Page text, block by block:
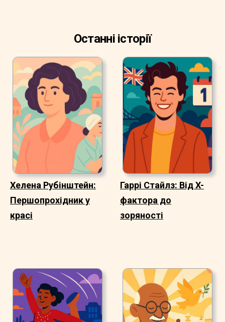
Останні історії
Хелена Рубінштейн:
Першопрохідник у
красі
Гаррі Стайлз: Від X-
фактора до
зоряності